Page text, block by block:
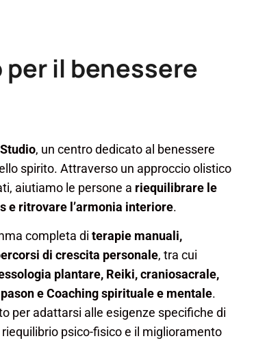
il benessere
, un centro dedicato al benessere
spirito. Attraverso un approccio olistico
aiutiamo le persone a riequilibrare le
e ritrovare l’armonia interiore.
completa di terapie manuali,
di crescita personale, tra cui
plantare, Reiki, craniosacrale,
e Coaching spirituale e mentale.
per adattarsi alle esigenze specifiche di
psico-fisico e il miglioramento